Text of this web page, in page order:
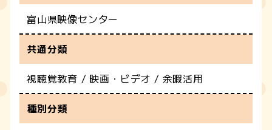
富山県映像センター
共通分類
視聴覚教育 / 映画・ビデオ / 余暇活用
種別分類